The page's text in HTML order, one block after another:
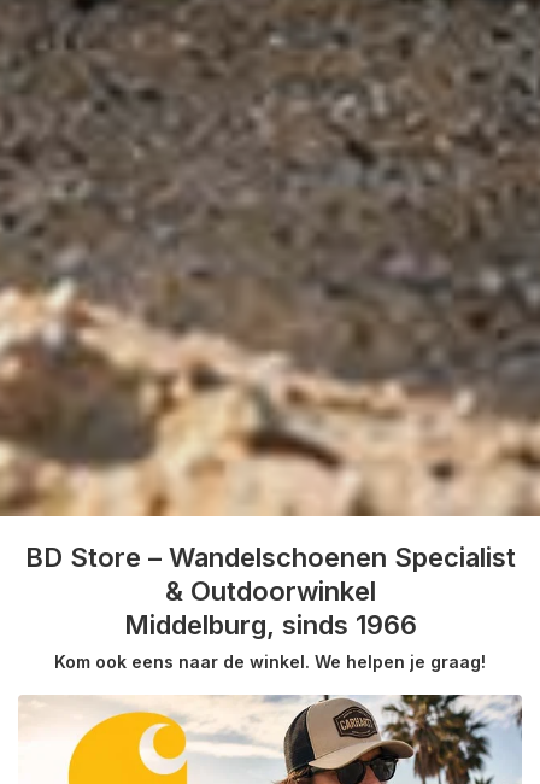
BD Store – Wandelschoenen Specialist
& Outdoorwinkel
Middelburg, sinds 1966
Kom ook eens naar de winkel. We helpen je graag!